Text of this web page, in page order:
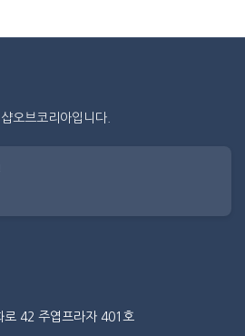
오브코리아입니다.
로 42 주엽프라자 401호